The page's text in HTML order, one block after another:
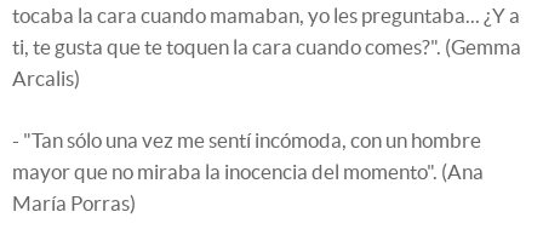
tocaba la cara cuando mamaban, yo les preguntaba... ¿Y a
ti, te gusta que te toquen la cara cuando comes?". (Gemma
Arcalis)
- "Tan sólo una vez me sentí incómoda, con un hombre
mayor que no miraba la inocencia del momento". (Ana
María Porras)